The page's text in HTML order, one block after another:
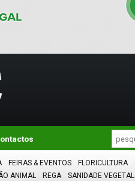
FEIRAS & EVENTOS FLORICULTURA
ANIMAL REGA SANIDADE VEGETAL